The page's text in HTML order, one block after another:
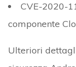
CVE-2020-
componente
Ulteriori